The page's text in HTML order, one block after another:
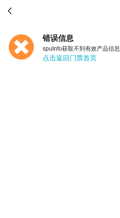

错误信息
spuInfo获取不到有效产品信息
点击返回门票首页